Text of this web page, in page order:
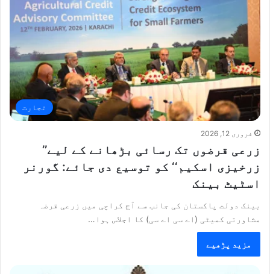
تجارت
فروری 12, 2026
زرعی قرضوں تک رسائی بڑھانے کے لیے’’
زرخیزی اسکیم‘‘ کو توسیع دی جائے: گورنر
اسٹیٹ بینک
بینک دولت پاکستان کی جانب سے آج کراچی میں زرعی قرضہ
مشاورتی کمیٹی (اے سی اے سی) کا اجلاس ہوا…
مزید پڑھیے